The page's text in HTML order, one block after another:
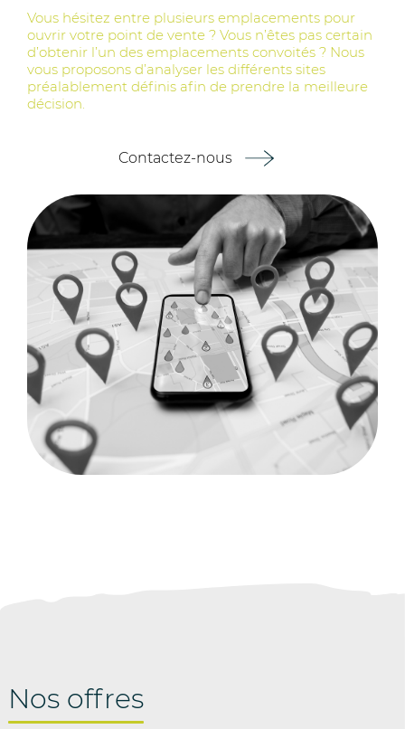
Vous hésitez entre plusieurs emplacements pour
ouvrir votre point de vente ? Vous n’êtes pas certain
d’obtenir l’un des emplacements convoités ? Nous
vous proposons d’analyser les différents sites
préalablement définis afin de prendre la meilleure
décision.
Contactez-nous
Nos offres